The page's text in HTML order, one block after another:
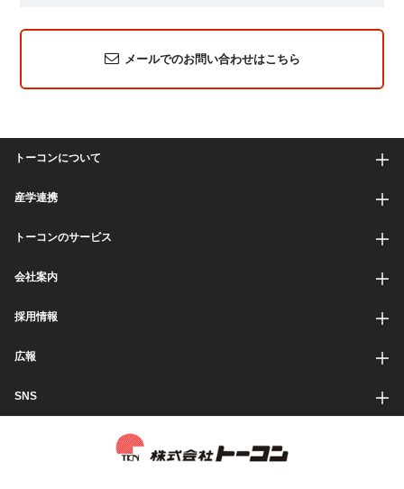
メールでのお問い合わせはこちら
トーコンについて
産学連携
トーコンのサービス
会社案内
採用情報
広報
SNS